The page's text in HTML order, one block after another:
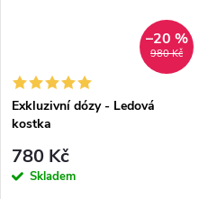
980 Kč
–20 %
Exkluzivní dózy - Ledová
kostka
780 Kč
Skladem